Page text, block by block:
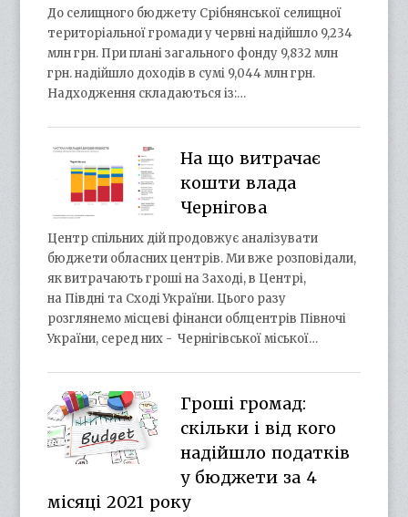
До селищного бюджету Срібнянської селищної
територіальної громади у червні надійшло 9,234
млн грн. При плані загального фонду 9,832 млн
грн. надійшло доходів в сумі 9,044 млн грн.
Надходження складаються із:…
На що витрачає
кошти влада
Чернігова
Центр спільних дій продовжує аналізувати
бюджети обласних центрів. Ми вже розповідали,
як витрачають гроші на Заході, в Центрі,
на Півдні та Сході України. Цього разу
розглянемо місцеві фінанси облцентрів Півночі
України, серед них - Чернігівської міської…
Гроші громад:
скільки і від кого
надійшло податків
у бюджети за 4
місяці 2021 року